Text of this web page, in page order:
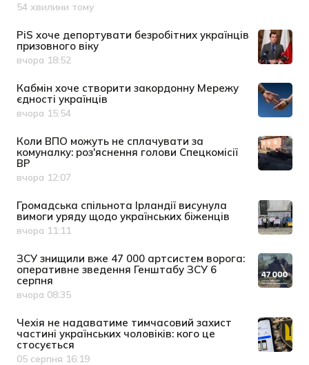
Дата публікації
54 хвилини тому
PiS хоче депортувати безробітних українців
призовного віку
Дата публікації
вчора 18:52
Кабмін хоче створити закордонну Мережу
єдності українців
Дата публікації
вчора 15:54
Коли ВПО можуть не сплачувати за
комуналку: роз'яснення голови Спецкомісії
ВР
Дата публікації
вчора 12:07
Громадська спільнота Ірландії висунула
вимоги уряду щодо українських біженців
Дата публікації
вчора 11:11
ЗСУ знищили вже 47 000 артсистем ворога:
оперативне зведення Генштабу ЗСУ 6
серпня
Дата публікації
вчора 08:35
Чехія не надаватиме тимчасовий захист
частині українських чоловіків: кого це
стосується
Дата публікації
05 серпня 16:19